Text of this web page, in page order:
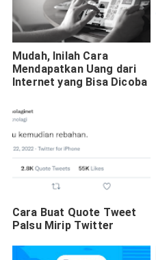
Mudah, Inilah Cara
Mendapatkan Uang dari
Internet yang Bisa Dicoba
Cara Buat Quote Tweet
Palsu Mirip Twitter